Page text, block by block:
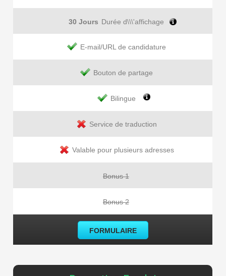
30 Jours Durée d\\\'affichage
E-mail/URL de candidature
Bouton de partage
Bilingue
Service de traduction
Valable pour plusieurs adresses
Bonus 1
Bonus 2
FORMULAIRE